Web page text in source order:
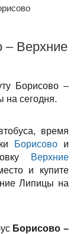
– Верхние
Борисово –
на сегодня.
время
Борисовои
Верхние
и купите
Липицы на
Борисово –